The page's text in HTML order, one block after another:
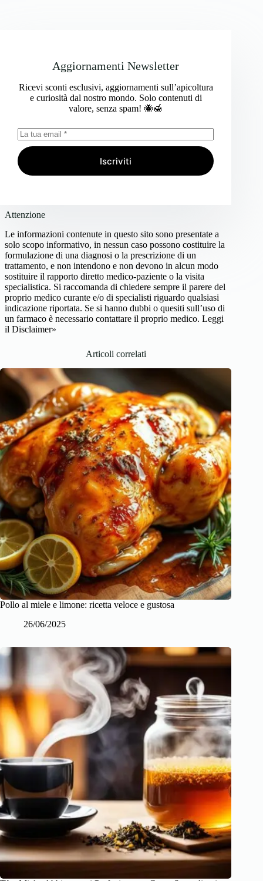
Aggiornamenti Newsletter
Ricevi sconti esclusivi, aggiornamenti sull’apicoltura
e curiosità dal nostro mondo. Solo contenuti di
valore, senza spam! 🐝🍯
Iscriviti
Attenzione
Le informazioni contenute in questo sito sono presentate a
solo scopo informativo, in nessun caso possono costituire la
formulazione di una diagnosi o la prescrizione di un
trattamento, e non intendono e non devono in alcun modo
sostituire il rapporto diretto medico-paziente o la visita
specialistica. Si raccomanda di chiedere sempre il parere del
proprio medico curante e/o di specialisti riguardo qualsiasi
indicazione riportata. Se si hanno dubbi o quesiti sull’uso di
un farmaco è necessario contattare il proprio medico. Leggi
il Disclaimer»
Articoli correlati
Pollo al miele e limone: ricetta veloce e gustosa
26/06/2025